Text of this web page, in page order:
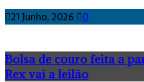
21 Junho, 2026 0
Bolsa de couro feita a
Rex vai a leilão